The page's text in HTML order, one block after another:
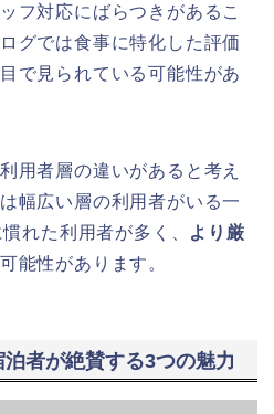
フ対応にばらつきがあるこ
グでは食事に特化した評価
で見られている可能性があ
用者層の違いがあると考え
幅広い層の利用者がいる一
れた利用者が多く、 より厳
可能性があります。
泊者が絶賛する3つの魅力